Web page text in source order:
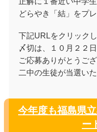
どらやき「結」をプ
下記URLをクリック
〆切は、１０月２２
ご応募ありがとうご
二中の生徒が当選い
今年度も福島県
ー